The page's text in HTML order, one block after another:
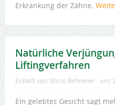
Erkrankung der Zähne.
Natürliche
Liftingverfahren
Erstellt von: Mirco Rehmeier am:
Ein gelebtes Gesicht sagt